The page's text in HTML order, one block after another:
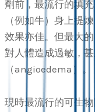
劑前，最流行的填
（例如牛）身上提
效果亦佳。但最大
對人體造成過敏，
（angioedema）。
現時最流行的可生